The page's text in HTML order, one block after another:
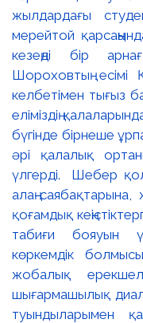
жылдардағы
мерейтой
кезеңді бір
Шороховтың есімі
келбетімен тығыз
еліміздің
бүгінде бірнеше
әрі қалалық
үлгерді. Шебер
алаң-
қоғамдық
табиғи бояуын
көркемдік
жобалық
шығармашылық
туындыларымен